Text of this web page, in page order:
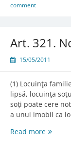
comment
Art. 321.
15/05/2011
(1) Locuinţa
lipsă, locuinţa
soţi poate cere
a unui imobil ca
Read moreArt.